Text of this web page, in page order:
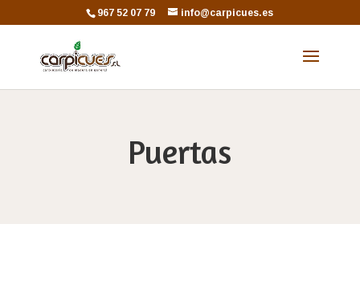
967 52 07 79 info@carpicues.es
Puertas